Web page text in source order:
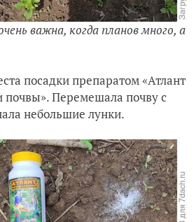
важна, когда планов много, а
посадки препаратом «Атлант
почвы». Перемешала почву с
небольшие лунки.